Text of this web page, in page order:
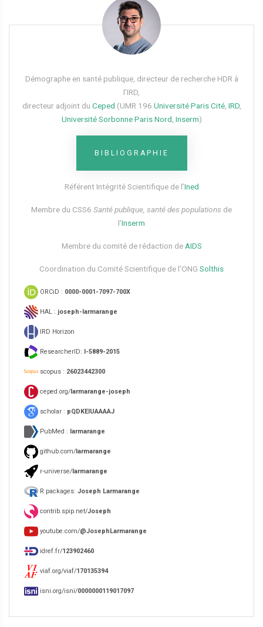
Démographe en santé publique, directeur de recherche HDR à
l’IRD,
directeur adjoint du Ceped (UMR 196 Université Paris Cité, IRD,
Université Sorbonne Paris Nord Inserm)
BIBLIOGRAPHIE
Référent Intégrité Scientifique de l’Ined
Membre du CSS6​ Santé publique, santé des populations de
l’Inserm
Membre du comité de rédaction de AIDS
Coordination du Comité Scientifique de l’ONG Solthis
ORCiD : 0000-0001-7097-700X
HAL : joseph-larmarange
IRD Horizon
ResearcherID: I-5889-2015
scopus : 26023442300
ceped.org/larmarange-joseph
scholar : pQDKEIUAAAAJ
PubMed : larmarange
github.com/larmarange
r-universe/larmarange
R packages: Joseph Larmarange
contrib.spip.net/Joseph
youtube.com/@JosephLarmarange
idref.fr/123902460
viaf.org/viaf/170135394
isni.org/isni/0000000119017097